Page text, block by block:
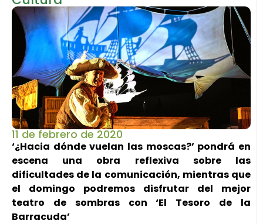
11 de febrero de 2020
‘¿Hacia dónde vuelan las moscas?’ pondrá en
escena una obra reflexiva sobre las
dificultades de la comunicación, mientras que
el domingo podremos disfrutar del mejor
teatro de sombras con ‘El Tesoro de la
Barracuda’